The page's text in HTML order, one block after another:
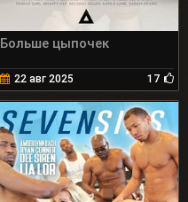
Больше цыпочек
22 авг 2025 17